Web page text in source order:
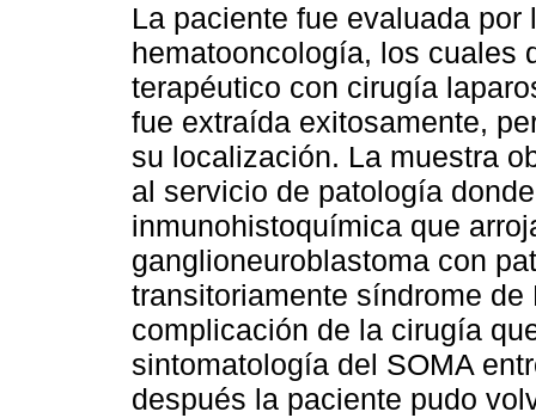
La paciente fue evaluada
hematooncología, los cuales
terapéutico con cirugía
fue extraída exitosamente,
su localización. La muestra
al servicio de patología
inmunohistoquímica que
ganglioneuroblastoma con
transitoriamente síndrome
complicación de la cirugía
sintomatología del SOMA
después la paciente pudo